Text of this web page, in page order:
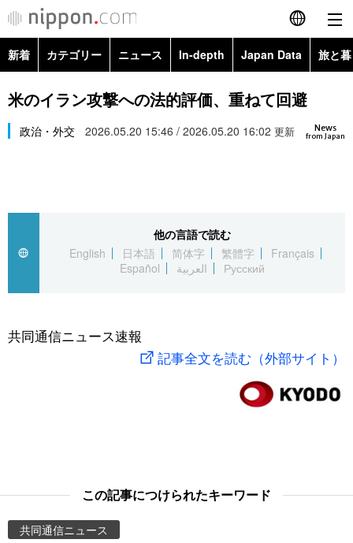
English
简体字
繁體字
العربية
社会
旅と暮らし
新着 カテゴリー ニュース In-depth Japan Data 旅と
政治・外交
経済・ビジネス
社会
文化
科学・技術
暮らし
Topics
Images
お知らせ
米のイラン攻撃への法的評価、重ねて回避
News
from Japan
政治・外交 2026.05.20 15:46 / 2026.05.20 16:02 更新
他の言語で読む
English
日本語 简体字 繁體字
Français
Español
العربية Русский
共同通信ニュース速報
記事全文を読む（外部サイト）
この記事につけられたキーワード
共同通信ニュース